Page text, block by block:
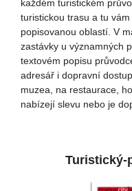
každém turistickém
turistickou trasu a tu
popisovanou oblastí. V
zastávky u významných
textovém popisu
adresář i dopravní
muzea, na restaurace,
nabízejí slevu nebo je
Turistický-